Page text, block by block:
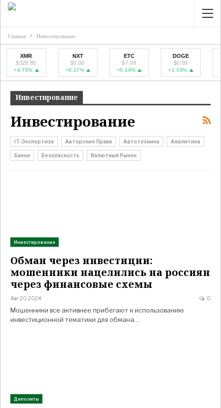
Главная Инвестирование
XMR
$328.85
+4.75%
NXT
$0.00
+0.17%
ETC
$7.08
+0.19%
DOGE
$0.09
+1.03%
Инвестирование
Инвестирование
IT-Экспертиза Авторские Права Автотехника Аналитика
Банки Безопасность Валютный Рынок
Инвестирование
Обман через инвестиции:
мошенники нацелились на россиян
через финансовые схемы
Авг 20, 2024 0
Мошенники все активнее прибегают к использованию
инвестиционной тематики для обмана…
Депозиты